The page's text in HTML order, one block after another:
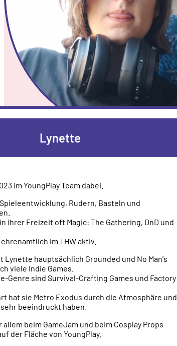
Lynette
im YoungPlay Team dabei.
Rudern, Basteln und
ihrer Freizeit oft Magic: The Gathering, DnD und
im THW aktiv.
Lynette hauptsächlich Grounded und No Man's
viele Indie Games.
Genre sind Survival-Crafting Games und Factory
hat sie Metro Exodus durch die Atmosphäre und
beeindruckt haben.
beim GameJam und beim Cosplay Props
der Fläche von YoungPlay.